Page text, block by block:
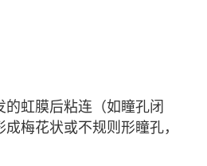
的虹膜后粘连（如瞳孔闭
梅花状或不规则形瞳孔，